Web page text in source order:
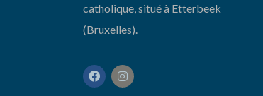
catholique, situé à Etterbeek
(Bruxelles).